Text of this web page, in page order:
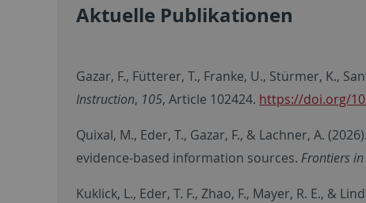
Aktuelle Publikationen
Gazar, F., Fütterer, T., Franke, U., Stürmer, K.,
Instruction, 105, Article 102424. https://doi.org/
Quixal, M., Eder, T., Gazar, F., & Lachner, A.
evidence-based information sources. Frontiers
Kuklick, L., Eder, T. F., Zhao, F., Mayer, R. E., &